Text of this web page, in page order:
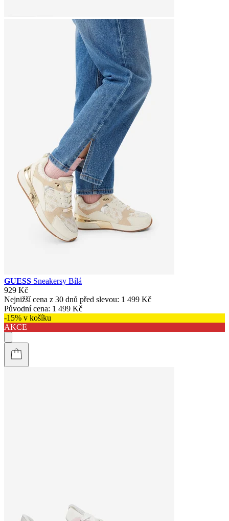
GUESS Sneakersy Bílá
929 Kč
Nejnižší cena z 30 dnů před slevou: 1 499 Kč
Původní cena: 1 499 Kč
-15% v košíku
AKCE